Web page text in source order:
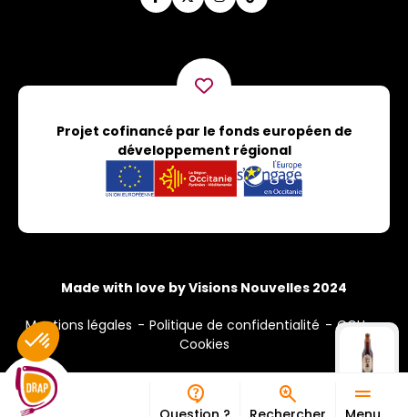
Projet cofinancé par le fonds européen de
développement régional
Made with love by Visions Nouvelles 2024
Mentions légales Politique de confidentialité
CGU
Cookies